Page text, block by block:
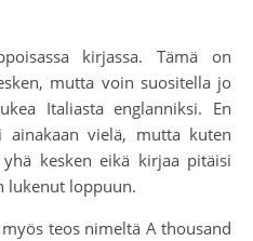
kirjassa. Tämä on
mutta voin suositella jo
Italiasta englanniksi. En
ainakaan vielä, mutta kuten
kesken eikä kirjaa pitäisi
lukenut loppuun.
teos nimeltä A thousand